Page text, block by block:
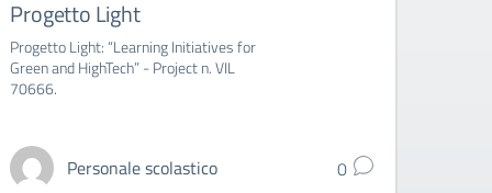
Progetto Light
Progetto Light: “Learning Initiatives for
Green and HighTech” - Project n. VIL
70666.
Personale scolastico 0